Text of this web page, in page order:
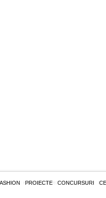
PROIECTE CONCURSURI